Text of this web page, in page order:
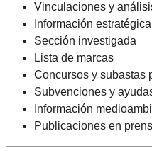
Vinculaciones y
Información estratégica
Sección investigada
Lista de marcas
Concursos y subastas
Subvenciones y
Información
Publicaciones en